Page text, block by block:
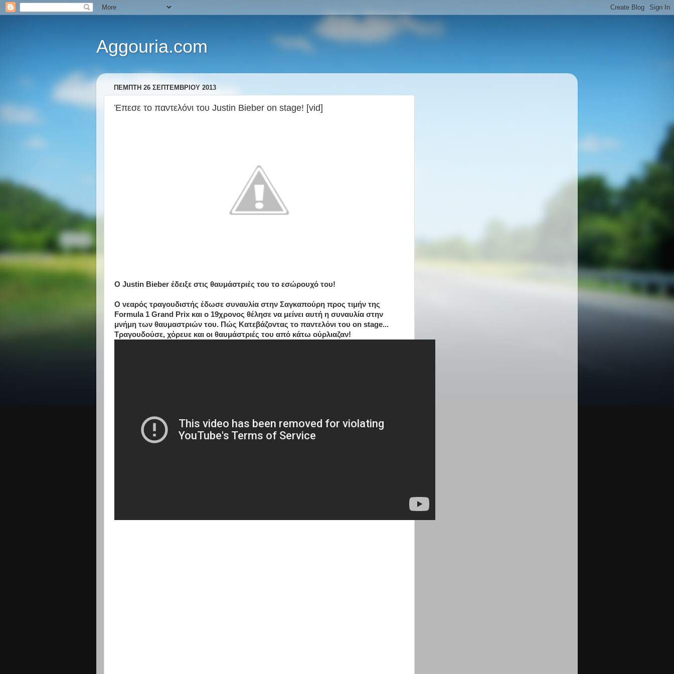
Aggouria.com
ΠΈΜΠΤΗ 26 ΣΕΠΤΕΜΒΡΊΟΥ 2013
Έπεσε το παντελόνι του Justin Bieber on stage! [vid]
Ο Justin Bieber έδειξε στις θαυμάστριές του το εσώρουχό του!
Ο νεαρός τραγουδιστής έδωσε συναυλία στην Σαγκαπούρη προς τιμήν της
Formula 1 Grand Prix και ο 19χρονος θέλησε να μείνει αυτή η συναυλία στην
μνήμη των θαυμαστριών του. Πώς Κατεβάζοντας το παντελόνι του on stage...
Τραγουδούσε, χόρευε και οι θαυμάστριές του από κάτω ούρλιαζαν!